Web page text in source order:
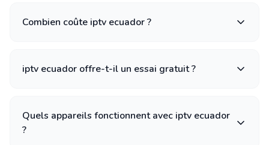
Combien coûte iptv ecuador ?
iptv ecuador offre-t-il un essai gratuit ?
Quels appareils fonctionnent avec iptv ecuador
?